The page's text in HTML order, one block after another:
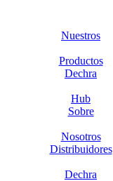
Nuestros
Productos
Dechra
Hub
Sobre
Nosotros
Distribuidores
Dechra